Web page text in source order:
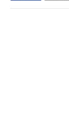
Кулинария